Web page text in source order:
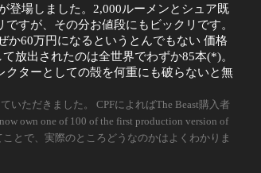
登場しました。2,000ルーメンとシュア既
すが、その分お値段にもビックリです。
か60万円になるというとんでもない 価格
放出されたのは全世界でわずか85本(*)。
ターとしての殻を何重にも破らないと無
ただきました。 CPFによればThe Beast購入者
own one of 100 of the first production version of
とで、実際のところどうなのかはよくわかりま